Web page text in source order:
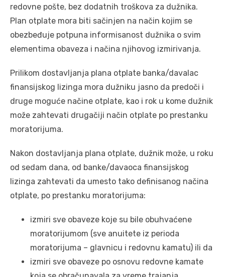
redovne pošte, bez dodatnih troškova za dužnika.
Plan otplate mora biti sačinjen na način kojim se
obezbeđuje potpuna informisanost dužnika o svim
elementima obaveza i načina njihovog izmirivanja.
Prilikom dostavljanja plana otplate banka/davalac
finansijskog lizinga mora dužniku jasno da predoči i
druge moguće načine otplate, kao i rok u kome dužnik
može zahtevati drugačiji način otplate po prestanku
moratorijuma.
Nakon dostavljanja plana otplate, dužnik može, u roku
od sedam dana, od banke/davaoca finansijskog
lizinga zahtevati da umesto tako definisanog načina
otplate, po prestanku moratorijuma:
izmiri sve obaveze koje su bile obuhvaćene
moratorijumom (sve anuitete iz perioda
moratorijuma – glavnicu i redovnu kamatu) ili da
izmiri sve obaveze po osnovu redovne kamate